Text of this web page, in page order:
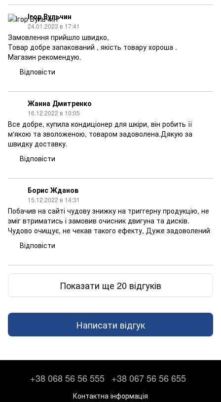
Ігор Вульчин
24.01.2023 в 17:41
Замовлення прийшло швидко,
Товар добре запакований , якість товару хороша .
Магазин рекомендую.
Відповісти
Жанна Дмитренко
16.12.2022 в 10:05
Все добре, купила кондиціонер для шкіри, він робить її
м'якою та зволоженою, товаром задоволена.Дякую за
швидку доставку.
Відповісти
Борис Жданов
15.12.2022 в 14:31
Побачив на сайті чудову знижку на триггерну продукцію, не
зміг втриматись і замовив очисник двигуна та дисків.
Чудово очищує, не чекав такого ефекту, Дуже задоволений
Відповісти
Показати ще 20 відгуків
Написати відгук
+38 068 56 56 555 +38 067 56 56 655
Контактна інформація